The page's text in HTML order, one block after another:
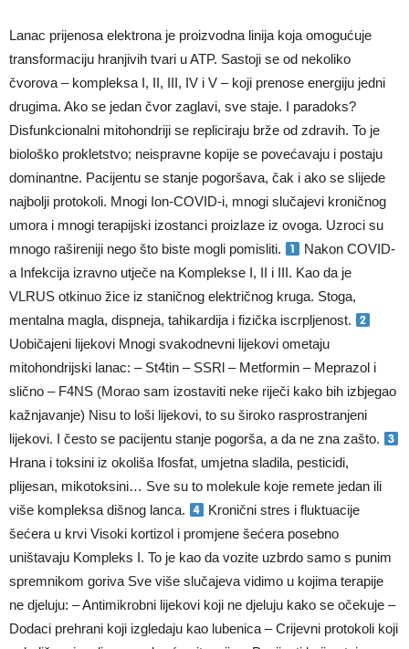
Lanac prijenosa elektrona je proizvodna linija koja omogućuje
transformaciju hranjivih tvari u ATP. Sastoji se od nekoliko
čvorova – kompleksa I, II, III, IV i V – koji prenose energiju jedni
drugima. Ako se jedan čvor zaglavi, sve staje. I paradoks?
Disfunkcionalni mitohondriji se repliciraju brže od zdravih. To je
biološko prokletstvo; neispravne kopije se povećavaju i postaju
dominantne. Pacijentu se stanje pogoršava, čak i ako se slijede
najbolji protokoli. Mnogi Ion-COVID-i, mnogi slučajevi kroničnog
umora i mnogi terapijski izostanci proizlaze iz ovoga. Uzroci su
mnogo rašireniji nego što biste mogli pomisliti.
Nakon COVID-
a Infekcija izravno utječe na Komplekse I, II i III. Kao da je
VLRUS otkinuo žice iz staničnog električnog kruga. Stoga,
mentalna magla, dispneja, tahikardija i fizička iscrpljenost.
Uobičajeni lijekovi Mnogi svakodnevni lijekovi ometaju
mitohondrijski lanac: – St4tin – SSRl – Metformin – Meprazol i
slično – F4NS (Morao sam izostaviti neke riječi kako bih izbjegao
kažnjavanje) Nisu to loši lijekovi, to su široko rasprostranjeni
lijekovi. I često se pacijentu stanje pogorša, a da ne zna zašto.
Hrana i toksini iz okoliša Ifosfat, umjetna sladila, pesticidi,
plijesan, mikotoksini… Sve su to molekule koje remete jedan ili
više kompleksa dišnog lanca.
Kronični stres i fluktuacije
šećera u krvi Visoki kortizol i promjene šećera posebno
uništavaju Kompleks I. To je kao da vozite uzbrdo samo s punim
spremnikom goriva Sve više slučajeva vidimo u kojima terapije
ne djeluju: – Antimikrobni lijekovi koji ne djeluju kako se očekuje –
Dodaci prehrani koji izgledaju kao lubenica – Crijevni protokoli koji